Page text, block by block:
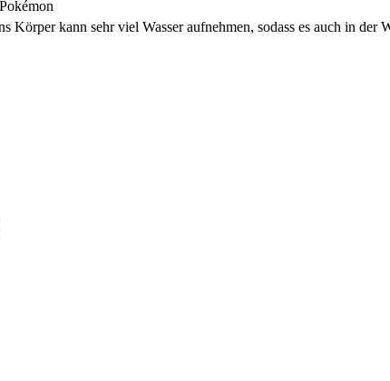
Körper kann sehr viel Wasser aufnehmen, sodass es auch in